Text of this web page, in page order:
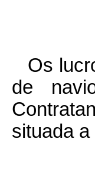
Os
de
situada